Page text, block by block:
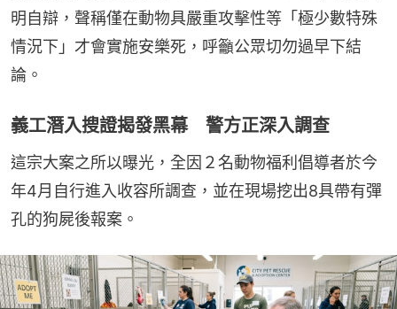
明自辯，聲稱僅在動物具嚴重攻擊性等「極少數特殊
情況下」才會實施安樂死，呼籲公眾切勿過早下結
論。
義工潛入搜證揭發黑幕 警方正深入調查
這宗大案之所以曝光，全因２名動物福利倡導者於今
年4月自行進入收容所調查，並在現場挖出8具帶有彈
孔的狗屍後報案。